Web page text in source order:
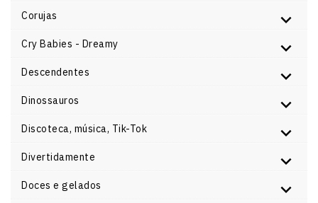
Corujas
Cry Babies - Dreamy
Descendentes
Dinossauros
Discoteca, música, Tik-Tok
Divertidamente
Doces e gelados